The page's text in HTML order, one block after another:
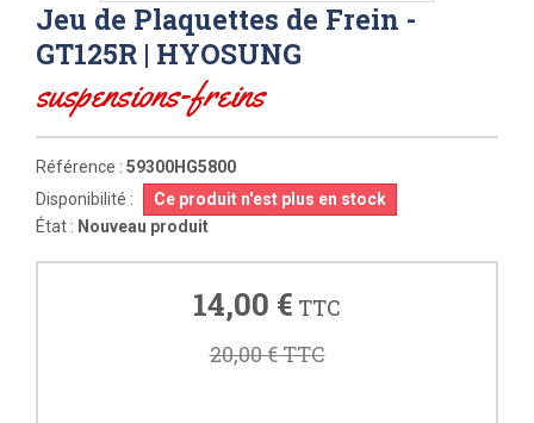
Jeu de Plaquettes de Frein -
GT125R | HYOSUNG
suspensions-freins
Référence : 59300HG5800
Disponibilité :
Ce produit n'est plus en stock
État : Nouveau produit
14,00 € TTC
20,00 €TTC